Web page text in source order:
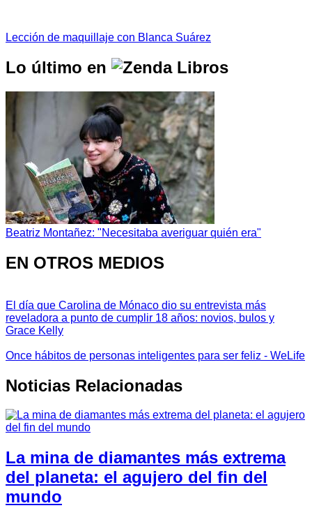
Lección de maquillaje con Blanca Suárez
Lo último en
Beatriz Montañez: "Necesitaba averiguar quién era"
EN OTROS MEDIOS
El día que Carolina de Mónaco dio su entrevista más
reveladora a punto de cumplir 18 años: novios, bulos y
Grace Kelly
Once hábitos de personas inteligentes para ser feliz - WeLife
Noticias Relacionadas
La mina de diamantes más extrema
del planeta: el agujero del fin del
mundo